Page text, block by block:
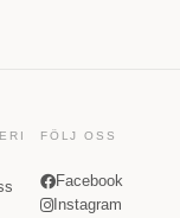
FÖLJ OSS
Facebook
Instagram